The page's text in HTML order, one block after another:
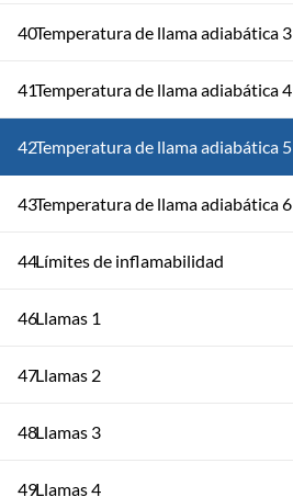
40Temperatura de llama adiabática 3
41Temperatura de llama adiabática 4
42Temperatura de llama adiabática 5
43Temperatura de llama adiabática 6
44Límites de inflamabilidad
46Llamas 1
47Llamas 2
48Llamas 3
49Llamas 4